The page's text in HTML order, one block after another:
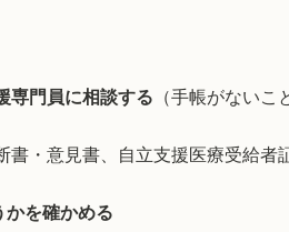
専門員に相談する （手帳がない
書・意見書、自立支援医療受給
かを確かめる